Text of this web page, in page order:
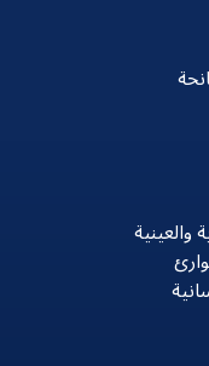
والعينية